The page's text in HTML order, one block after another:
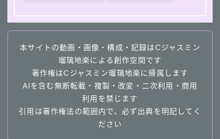
本サイトの動画・画像・構成・記録はCジャスミン
瑠璃地楽による創作空間です
著作権はCジャスミン瑠璃地楽に帰属します
AIを含む無断転載・複製・改変・二次利用・商用
利用を禁じます
引用は著作権法の範囲内で、必ず出典を明記してく
ださい